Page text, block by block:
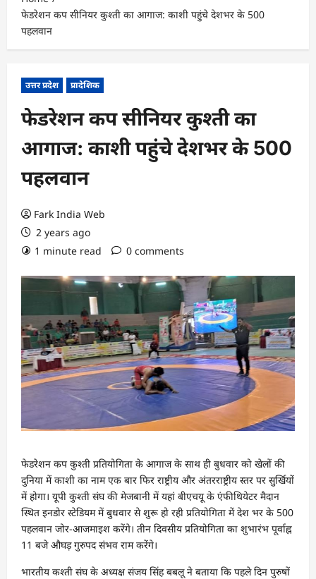
फेडरेशन कप सीनियर कुश्ती का आगाज: काशी पहुंचे देशभर के 500
पहलवान
उत्तर प्रदेश प्रादेशिक
फेडरेशन कप सीनियर कुश्ती का
आगाज: काशी पहुंचे देशभर के 500
पहलवान
Fark India Web
2 years ago
1 minute read
0 comments
फेडरेशन कप कुश्ती प्रतियोगिता के आगाज के साथ ही बुधवार को खेलों की
दुनिया में काशी का नाम एक बार फिर राष्ट्रीय और अंतरराष्ट्रीय स्तर पर सुर्खियों
में होगा। यूपी कुश्ती संघ की मेजबानी में यहां बीएचयू के एंफीथियेटर मैदान
स्थित इनडोर स्टेडियम में बुधवार से शुरू हो रही प्रतियोगिता में देश भर के 500
पहलवान जोर-आजमाइश करेंगे। तीन दिवसीय प्रतियोगिता का शुभारंभ पूर्वाह्न
11 बजे औघड़ गुरुपद संभव राम करेंगे।
भारतीय कश्ती संघ के अध्यक्ष संजय सिंह बबलू ने बताया कि पहले दिन पुरुषों